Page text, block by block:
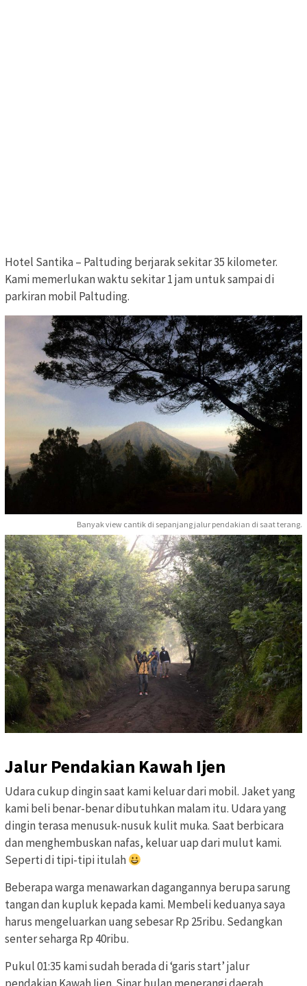
Hotel Santika – Paltuding berjarak sekitar 35 kilometer.
Kami memerlukan waktu sekitar 1 jam untuk sampai di
parkiran mobil Paltuding.
Banyak view cantik di sepanjang jalur pendakian di saat terang.
Jalur Pendakian Kawah Ijen
Udara cukup dingin saat kami keluar dari mobil. Jaket yang
kami beli benar-benar dibutuhkan malam itu. Udara yang
dingin terasa menusuk-nusuk kulit muka. Saat berbicara
dan menghembuskan nafas, keluar uap dari mulut kami.
Seperti di tipi-tipi itulah
Beberapa warga menawarkan dagangannya berupa sarung
tangan dan kupluk kepada kami. Membeli keduanya saya
harus mengeluarkan uang sebesar Rp 25ribu. Sedangkan
senter seharga Rp 40ribu.
Pukul 01:35 kami sudah berada di ‘garis start’ jalur